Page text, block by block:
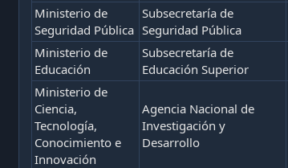
Ministerio de
Seguridad Pública
Subsecretaría de
Seguridad Pública
Ministerio de
Educación
Subsecretaría de
Educación Superior
Ministerio de
Ciencia,
Tecnología,
Conocimiento e
Innovación
Agencia Nacional de
Investigación y
Desarrollo